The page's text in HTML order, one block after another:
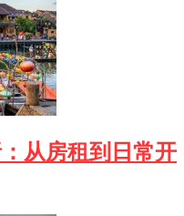
从房租到日常开